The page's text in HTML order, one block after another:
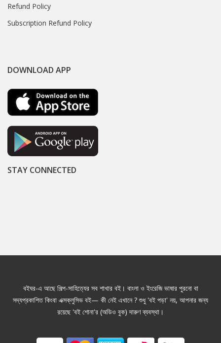
Refund Policy
Subscription Refund Policy
DOWNLOAD APP
STAY CONNECTED
বইঘর-এ আছে শিল্প-সাহিত্যের সব শাখার বই। বাংলা ও ইংরেজি ভাষার পুরনো বা
সদ্যপ্রকাশিত কিংবা এক্সক্লুসিভ বই— কী নেই এখানে ? শুধু 'বই পড়া' নয়, আপনার জন্য
রয়েছে 'বই শোনা'র (অডিও বুক) দারুণ ব্যবস্থা।